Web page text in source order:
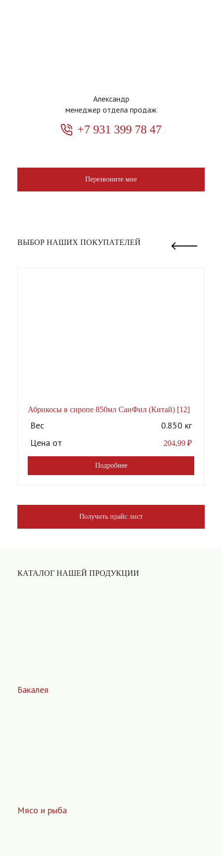
Александр
менеджер отдела продаж
+7 931 399 78 47
Перезвоните мне
ВЫБОР НАШИХ ПОКУПАТЕЛЕЙ
Абрикосы в сиропе 850мл СанФил (Китай) [12]
Вес
0.850 кг
Цена от
204,99 ₽
Подробнее
Получить прайс лист
КАТАЛОГ НАШЕЙ ПРОДУКЦИИ
Бакалея
Мясо и рыба